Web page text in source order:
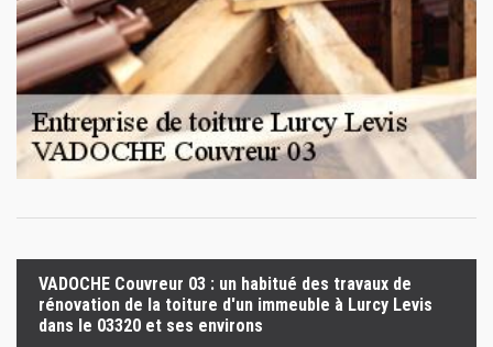
VADOCHE Couvreur 03 : un habitué des travaux de
rénovation de la toiture d'un immeuble à Lurcy Levis
dans le 03320 et ses environs